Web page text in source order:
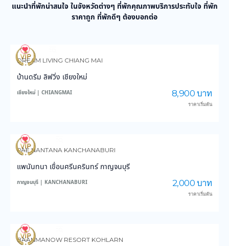
แนะนำที่พักน่าสนใจ ในจังหวัดต่างๆ ที่พักคุณภาพบริการประทับใจ ที่พัก
ราคาถูก ที่พักดีๆ ต้องบอกต่อ
991
DREAM LIVING CHIANG MAI
บ้านดรีม ลิฟวิ่ง เชียงใหม่
เชียงใหม่ | CHIANGMAI 8,900 บาท
ราคาเริ่มต้น
3,891
PAE NANTANA KANCHANABURI
แพนันทนา เขื่อนศรีนครินทร์ กาญจนบุรี
กาญจนบุรี | KANCHANABURI 2,000 บาท
ราคาเริ่มต้น
4,089
BAANMANOW RESORT KOHLARN